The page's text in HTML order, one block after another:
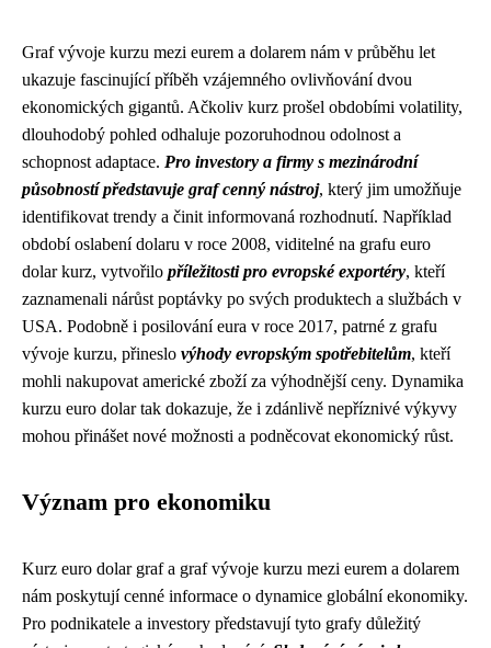
Graf vývoje kurzu mezi eurem a dolarem nám v průběhu let
ukazuje fascinující příběh vzájemného ovlivňování dvou
ekonomických gigantů. Ačkoliv kurz prošel obdobími volatility,
dlouhodobý pohled odhaluje pozoruhodnou odolnost a
schopnost adaptace. Pro investory a firmy s mezinárodní
působností představuje graf cenný nástroj, který jim umožňuje
identifikovat trendy a činit informovaná rozhodnutí. Například
období oslabení dolaru v roce 2008, viditelné na grafu euro
dolar kurz, vytvořilo příležitosti pro evropské exportéry, kteří
zaznamenali nárůst poptávky po svých produktech a službách v
USA. Podobně i posilování eura v roce 2017, patrné z grafu
vývoje kurzu, přineslo výhody evropským spotřebitelům, kteří
mohli nakupovat americké zboží za výhodnější ceny. Dynamika
kurzu euro dolar tak dokazuje, že i zdánlivě nepříznivé výkyvy
mohou přinášet nové možnosti a podněcovat ekonomický růst.
Význam pro ekonomiku
Kurz euro dolar graf a graf vývoje kurzu mezi eurem a dolarem
nám poskytují cenné informace o dynamice globální ekonomiky.
Pro podnikatele a investory představují tyto grafy důležitý